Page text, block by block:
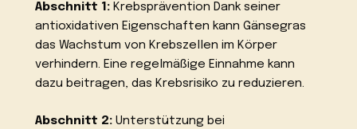
Abschnitt 1: Krebsprävention Dank seiner
antioxidativen Eigenschaften kann Gänsegras
das Wachstum von Krebszellen im Körper
verhindern. Eine regelmäßige Einnahme kann
dazu beitragen, das Krebsrisiko zu reduzieren.
Abschnitt 2: Unterstützung bei